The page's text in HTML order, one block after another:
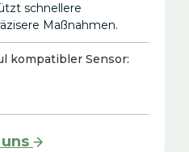
schnellere
Maßnahmen.
kompatibler Sensor: